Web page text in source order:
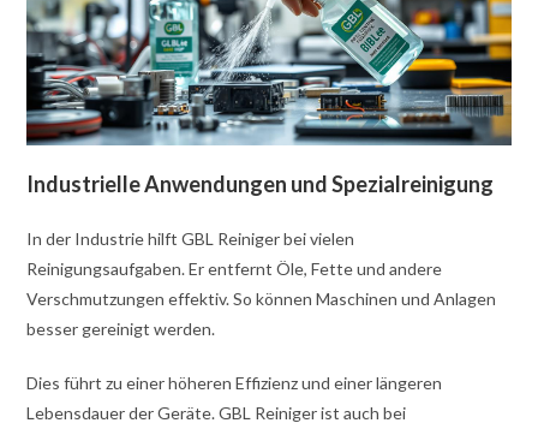
Industrielle Anwendungen und Spezialreinigung
In der Industrie hilft GBL Reiniger bei vielen
Reinigungsaufgaben. Er entfernt Öle, Fette und andere
Verschmutzungen effektiv. So können Maschinen und Anlagen
besser gereinigt werden.
Dies führt zu einer höheren Effizienz und einer längeren
Lebensdauer der Geräte. GBL Reiniger ist auch bei